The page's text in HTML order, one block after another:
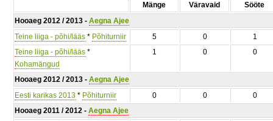
Mänge Väravaid
Sööte
Hooaeg 2012 / 2013 - Aegna Ajee
Teine liiga - põhi/lääs * Põhiturniir 5 0
1
Teine liiga - põhi/lääs *
Kohamängud
1 0 0
Hooaeg 2012 / 2013 - Aegna Ajee
Eesti karikas 2013 * Põhiturniir 0 0
0
Hooaeg 2011 / 2012 - Aegna Ajee